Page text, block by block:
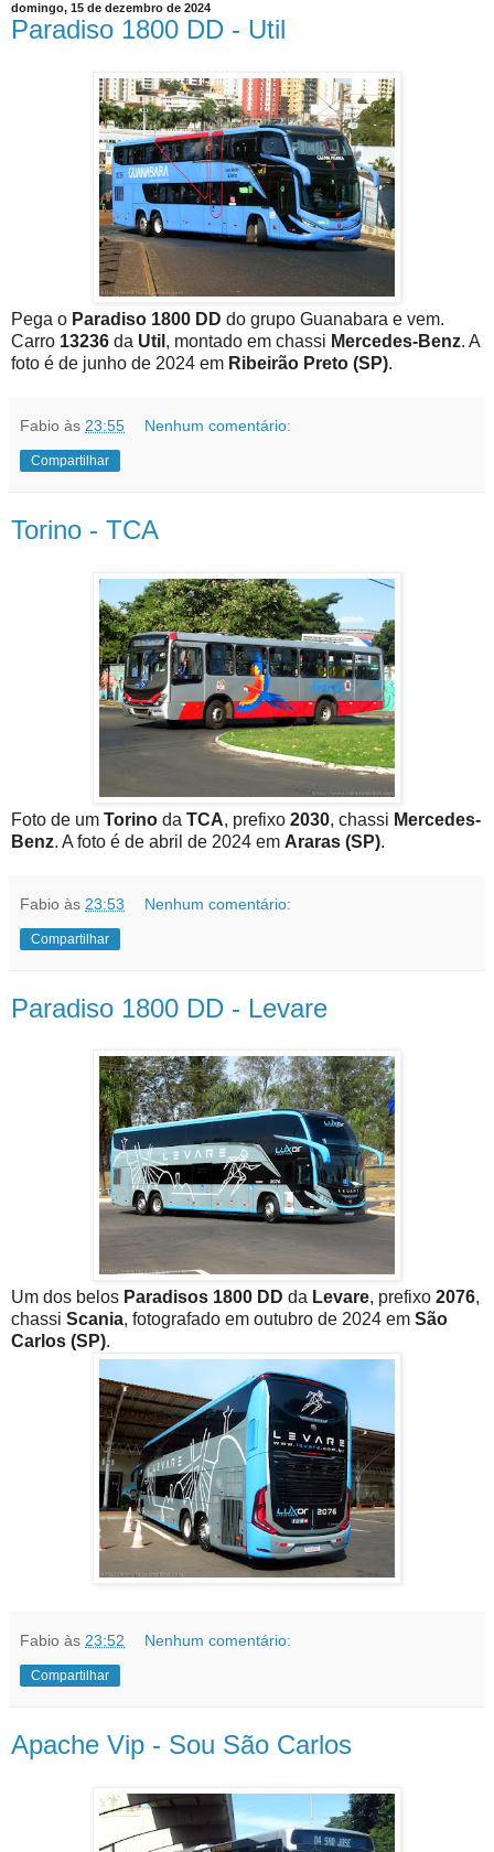
domingo, 15 de dezembro de 2024
Paradiso 1800 DD - Util
Pega o Paradiso 1800 DD do grupo Guanabara e vem.
Carro 13236 da Util , montado em chassi Mercedes-Benz. A
foto é de junho de 2024 em Ribeirão Preto (SP).
Fabio às 23:55 Nenhum comentário:
Compartilhar
Torino - TCA
Foto de um Torino da TCA, prefixo 2030, chassi Mercedes-
Benz. A foto é de abril de 2024 em Araras (SP).
Fabio às 23:53 Nenhum comentário:
Compartilhar
Paradiso 1800 DD - Levare
Um dos belos Paradisos 1800 DD da Levare, prefixo 2076,
chassi Scania, fotografado em outubro de 2024 em São
Carlos (SP).
Fabio às 23:52 Nenhum comentário:
Compartilhar
Apache Vip - Sou São Carlos